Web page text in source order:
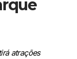
atrações